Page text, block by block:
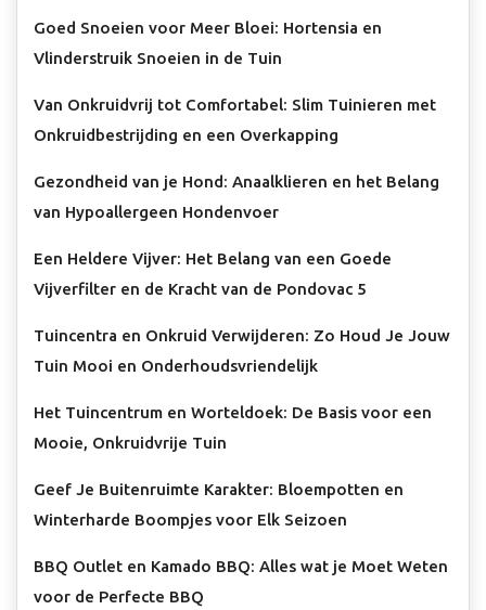
Goed Snoeien voor Meer Bloei: Hortensia en
Vlinderstruik Snoeien in de Tuin
Van Onkruidvrij tot Comfortabel: Slim Tuinieren met
Onkruidbestrijding en een Overkapping
Gezondheid van je Hond: Anaalklieren en het Belang
van Hypoallergeen Hondenvoer
Een Heldere Vijver: Het Belang van een Goede
Vijverfilter en de Kracht van de Pondovac 5
Tuincentra en Onkruid Verwijderen: Zo Houd Je Jouw
Tuin Mooi en Onderhoudsvriendelijk
Het Tuincentrum en Worteldoek: De Basis voor een
Mooie, Onkruidvrije Tuin
Geef Je Buitenruimte Karakter: Bloempotten en
Winterharde Boompjes voor Elk Seizoen
BBQ Outlet en Kamado BBQ: Alles wat je Moet Weten
voor de Perfecte BBQ